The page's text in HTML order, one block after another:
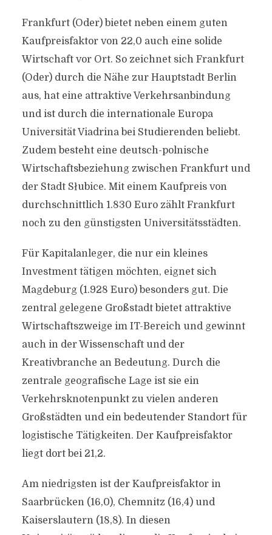
Frankfurt (Oder) bietet neben einem guten
Kaufpreisfaktor von 22,0 auch eine solide
Wirtschaft vor Ort. So zeichnet sich Frankfurt
(Oder) durch die Nähe zur Hauptstadt Berlin
aus, hat eine attraktive Verkehrsanbindung
und ist durch die internationale Europa
Universität Viadrina bei Studierenden beliebt.
Zudem besteht eine deutsch-polnische
Wirtschaftsbeziehung zwischen Frankfurt und
der Stadt Słubice. Mit einem Kaufpreis von
durchschnittlich 1.830 Euro zählt Frankfurt
noch zu den günstigsten Universitätsstädten.
Für Kapitalanleger, die nur ein kleines
Investment tätigen möchten, eignet sich
Magdeburg (1.928 Euro) besonders gut. Die
zentral gelegene Großstadt bietet attraktive
Wirtschaftszweige im IT-Bereich und gewinnt
auch in der Wissenschaft und der
Kreativbranche an Bedeutung. Durch die
zentrale geografische Lage ist sie ein
Verkehrsknotenpunkt zu vielen anderen
Großstädten und ein bedeutender Standort für
logistische Tätigkeiten. Der Kaufpreisfaktor
liegt dort bei 21,2.
Am niedrigsten ist der Kaufpreisfaktor in
Saarbrücken (16,0), Chemnitz (16,4) und
Kaiserslautern (18,8). In diesen